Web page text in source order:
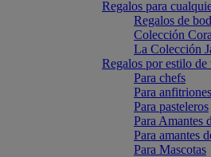
Regalos para
Regalos de
Colección
La Colección
Regalos por estilo de
Para chefs
Para anfitriones
Para pasteleros
Para Amantes
Para amantes
Para Mascotas